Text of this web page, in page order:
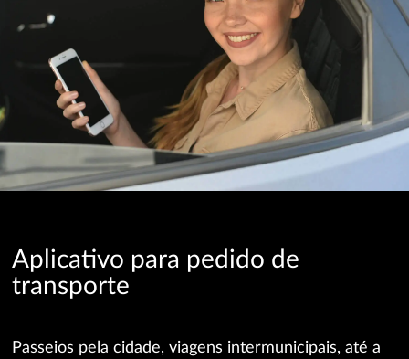
Aplicativo para pedido de
transporte
Passeios pela cidade, viagens intermunicipais, até a